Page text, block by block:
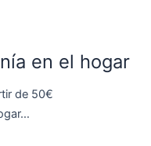
en el hogar
de 50€